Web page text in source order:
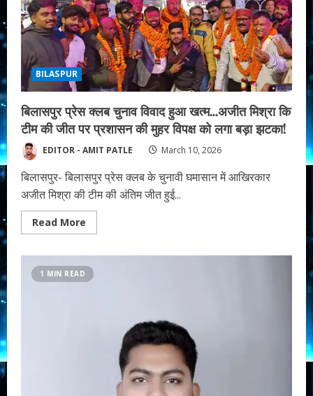
का
भव्य
आयोजन…
महिला
दिवस
और
होली
मिलन
पर
उत्साह!
BILASPUR
बिलासपुर प्रेस क्लब चुनाव विवाद हुआ खत्म…अजीत मिश्रा कि
टीम की जीत पर प्रशासन की मुहर विपक्ष को लगा बड़ा झटका!
EDITOR - AMIT PATLE March 10, 2026
बिलासपुर- बिलासपुर प्रेस क्लब के चुनावी घमासान में आखिरकार
अजीत मिश्रा की टीम की अंतिम जीत हुई...
Read More
more
क्लब
चुनाव
1 MIN READ